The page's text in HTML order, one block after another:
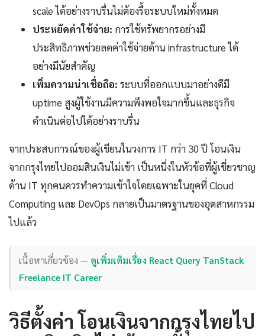
scale ได้อย่างราบรื่นไม่ต้องรื้อระบบใหม่ทั้งหมด
ประหยัดค่าใช้จ่าย: การใช้ทรัพยากรอย่างมี
ประสิทธิภาพช่วยลดค่าใช้จ่ายด้าน infrastructure ได้
อย่างมีนัยสำคัญ
เพิ่มความน่าเชื่อถือ: ระบบที่ออกแบบมาอย่างดีมี
uptime สูงผู้ใช้งานมีความพึงพอใจมากขึ้นและธุรกิจ
ดำเนินต่อไปได้อย่างราบรื่น
จากประสบการณ์ของผู้เขียนในวงการ IT กว่า 30 ปี โอนเงิน
จากกรุงไทยไปออมสินเงินไม่เข้า เป็นหนึ่งในหัวข้อที่ผู้เชี่ยวชาญ
ด้าน IT ทุกคนควรทำความเข้าใจโดยเฉพาะในยุคที่ Cloud
Computing และ DevOps กลายเป็นมาตรฐานของอุตสาหกรรม
ไปแล้ว
เนื้อหาเกี่ยวข้อง — ดูเพิ่มเติมเรื่อง React Query TanStack
Freelance IT Career
วิธีตั้งค่า โอนเงินจากกรุงไทยไป